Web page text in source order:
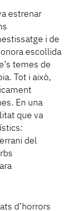
estrenar
i de
escollida
temes de
Tot i això,
En una
que va
del
d’horrors